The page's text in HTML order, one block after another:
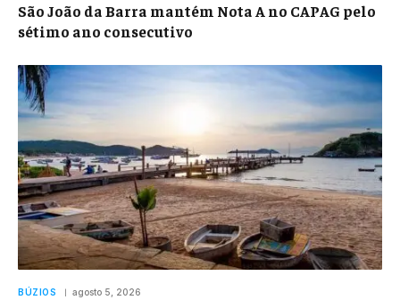
São João da Barra mantém Nota A no CAPAG pelo
sétimo ano consecutivo
BÚZIOS agosto 5, 2026